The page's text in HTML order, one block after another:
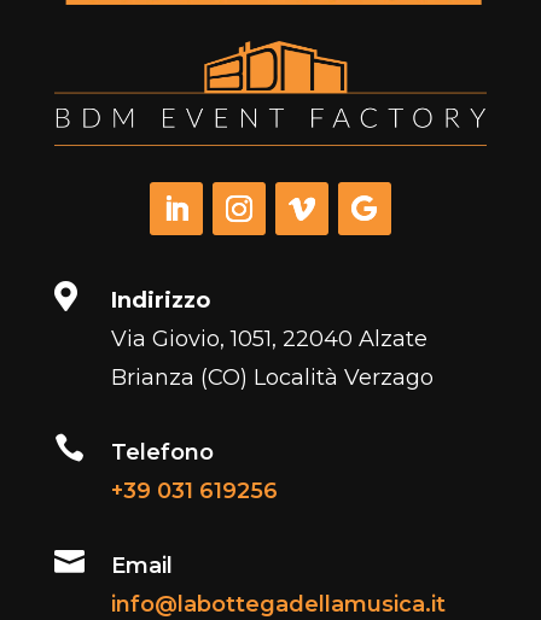

Indirizzo
Via Giovio, 1051, 22040 Alzate
Brianza (CO) Località Verzago

Telefono
+39 031 619256

Email
info@labottegadellamusica.it